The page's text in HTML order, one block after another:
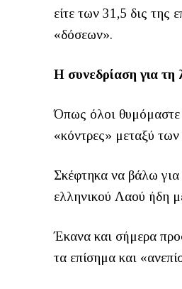
είτε των 31,5 δις της
«δόσεων».
Η συνεδρίαση για
Όπως όλοι θυμόμαστε
«κόντρες» μεταξύ
Σκέφτηκα να βάλω για
ελληνικού Λαού ήδη
Έκανα και σήμερα
τα επίσημα και